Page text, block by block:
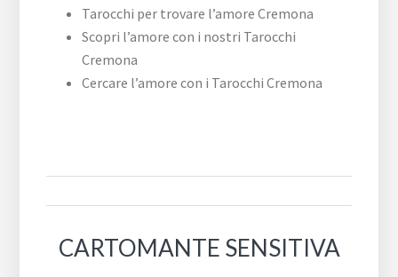
Tarocchi per trovare l’amore Cremona
Scopri l’amore con i nostri Tarocchi
Cremona
Cercare l’amore con i Tarocchi Cremona
CARTOMANTE SENSITIVA